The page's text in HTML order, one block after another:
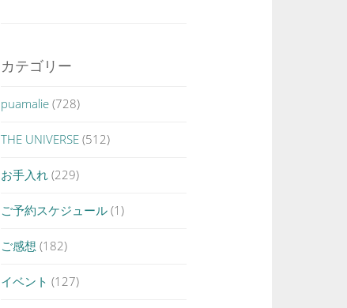
カテゴリー
puamalie (728)
THE UNIVERSE (512)
お手入れ (229)
ご予約スケジュール (1)
ご感想 (182)
イベント (127)